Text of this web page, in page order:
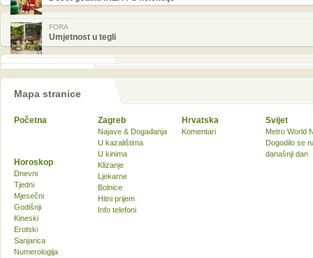
FORA
Umjetnost u tegli
Mapa stranice
Početna Zagreb
Najave & Događanja
U kazalištima
U kinima
Klizanje
Ljekarne
Bolnice
Hitni prijem
Info telefoni
Hrvatska
Komentari
Svijet
Metro World
Dogodilo se
današnji dan
Horoskop
Dnevni
Tjedni
Mjesečni
Godišnji
Kineski
Erotski
Sanjarica
Numerologija